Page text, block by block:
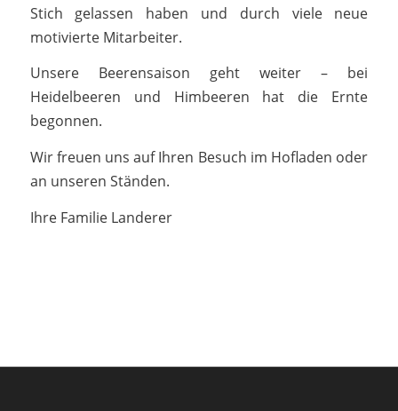
Stich gelassen haben und durch viele neue
motivierte Mitarbeiter.
Unsere Beerensaison geht weiter – bei
Heidelbeeren und Himbeeren hat die Ernte
begonnen.
Wir freuen uns auf Ihren Besuch im Hofladen oder
an unseren Ständen.
Ihre Familie Landerer